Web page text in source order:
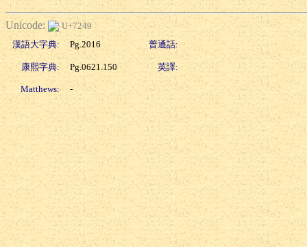
Unicode:
U+7249
漢語大字典:
Pg.2016 普通話:
康熙字典: Pg.0621.150 英譯:
Matthews: -